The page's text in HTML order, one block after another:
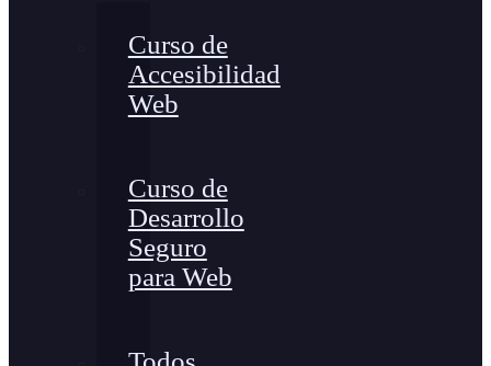
Curso de
Accesibilidad
Web
Curso de
Desarrollo
Seguro
para Web